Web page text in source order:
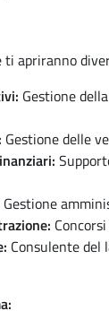
ti apriranno
Gestione
Gestione delle
Gestione
Consulente del